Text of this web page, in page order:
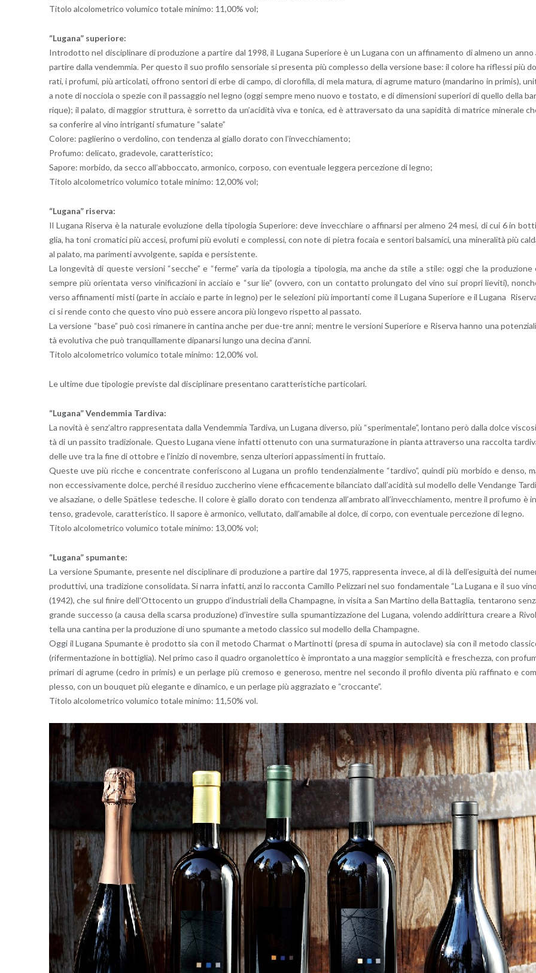
Ti­to­lo al­co­lo­me­tri­co vo­lu­mi­co to­ta­le mi­ni­mo: 11,00% vol;
“Lu­ga­na” su­pe­rio­re:
In­tro­dot­to nel di­sci­pli­na­re di pro­du­zio­ne a par­ti­re dal 1998, il Lu­ga­na Su­pe­rio­re è un Lu­ga­na con un af­fi­na­men­to di al­me­no un anno
par­ti­re dalla ven­dem­mia. Per que­sto il suo pro­fi­lo sen­so­ria­le si pre­sen­ta più com­ples­so della ver­sio­ne base: il co­lo­re ha ri­fles­si più
ra­ti, i pro­fu­mi, più ar­ti­co­la­ti, of­fro­no sen­to­ri di erbe di campo, di clo­ro­fil­la, di mela ma­tu­ra, di agru­me ma­tu­ro (man­da­ri­no in pri­mis),
a note di noc­cio­la o spe­zie con il pas­sag­gio nel legno (oggi sem­pre meno nuovo e to­sta­to, e di di­men­sio­ni su­pe­rio­ri di quel­lo della
ri­que); il pa­la­to, di mag­gior strut­tu­ra, è sor­ret­to da un’a­ci­di­tà viva e to­ni­ca, ed è at­tra­ver­sa­to da una sa­pi­di­tà di ma­tri­ce mi­ne­ra­le
sa con­fe­ri­re al vino in­tri­gan­ti sfu­ma­tu­re “sa­la­te”
Co­lo­re: pa­glie­ri­no o ver­do­li­no, con ten­den­za al gial­lo do­ra­to con l’in­vec­chia­men­to;
Pro­fu­mo: de­li­ca­to, gra­de­vo­le, ca­rat­te­ri­sti­co;
Sa­po­re: mor­bi­do, da secco al­l’ab­boc­ca­to, ar­mo­ni­co, cor­po­so, con even­tua­le leg­ge­ra per­ce­zio­ne di legno;
Ti­to­lo al­co­lo­me­tri­co vo­lu­mi­co to­ta­le mi­ni­mo: 12,00% vol;
“Lu­ga­na” ri­ser­va:
Il Lu­ga­na Ri­ser­va è la na­tu­ra­le evo­lu­zio­ne della ti­po­lo­gia Su­pe­rio­re: deve in­vec­chia­re o af­fi­nar­si per al­me­no 24 mesi, di cui 6 in
glia, ha toni cro­ma­ti­ci più ac­ce­si, pro­fu­mi più evo­lu­ti e com­ples­si, con note di pie­tra fo­ca­ia e sen­to­ri bal­sa­mi­ci, una mi­ne­ra­li­tà più
al pa­la­to, ma pa­ri­men­ti av­vol­gen­te, sa­pi­da e per­si­sten­te.
La lon­ge­vi­tà di que­ste ver­sio­ni “sec­che” e “ferme” varia da ti­po­lo­gia a ti­po­lo­gia, ma anche da stile a stile: oggi che la pro­du­zio­ne
sem­pre più orien­ta­ta verso vi­ni­fi­ca­zio­ni in ac­cia­io e “sur lie” (ov­ve­ro, con un con­tat­to pro­lun­ga­to del vino sui pro­pri lie­vi­ti),
verso af­fi­na­men­ti misti (parte in ac­cia­io e parte in legno) per le se­le­zio­ni più im­por­tan­ti come il Lu­ga­na Su­pe­rio­re e il Lu­ga­na
ci si rende conto che que­sto vino può es­se­re an­co­ra più lon­ge­vo ri­spet­to al pas­sa­to.
La ver­sio­ne “base” può così ri­ma­ne­re in can­ti­na anche per due-tre anni; men­tre le ver­sio­ni Su­pe­rio­re e Ri­ser­va hanno una
tà evo­lu­ti­va che può tran­quil­la­men­te di­pa­nar­si lungo una de­ci­na d’an­ni.
Ti­to­lo al­co­lo­me­tri­co vo­lu­mi­co to­ta­le mi­ni­mo: 12,00% vol.
Le ul­ti­me due ti­po­lo­gie pre­vi­ste dal di­sci­pli­na­re pre­sen­ta­no ca­rat­te­ri­sti­che par­ti­co­la­ri.
“Lu­ga­na” Ven­dem­mia Tar­di­va:
La no­vi­tà è sen­z’al­tro rap­pre­sen­ta­ta dalla Ven­dem­mia Tar­di­va, un Lu­ga­na di­ver­so, più “spe­ri­men­ta­le”, lon­ta­no però dalla dolce
tà di un pas­si­to tra­di­zio­na­le. Que­sto Lu­ga­na viene in­fat­ti ot­te­nu­to con una sur­ma­tu­ra­zio­ne in pian­ta at­tra­ver­so una rac­col­ta
delle uve tra la fine di ot­to­bre e l’i­ni­zio di no­vem­bre, senza ul­te­rio­ri ap­pas­si­men­ti in frut­ta­io.
Que­ste uve più ric­che e con­cen­tra­te con­fe­ri­sco­no al Lu­ga­na un pro­fi­lo ten­den­zial­men­te “tar­di­vo”, quin­di più mor­bi­do e denso,
non ec­ces­si­va­men­te dolce, per­ché il re­si­duo zuc­che­ri­no viene ef­fi­ca­ce­men­te bi­lan­cia­to dal­l’a­ci­di­tà sul mo­del­lo delle Ven­dan­ge
ve al­sa­zia­ne, o delle Spätlese te­de­sche. Il co­lo­re è gial­lo do­ra­to con ten­den­za al­l’am­bra­to al­l’in­vec­chia­men­to, men­tre il pro­fu­mo è
ten­so, gra­de­vo­le, ca­rat­te­ri­sti­co. Il sa­po­re è ar­mo­ni­co, vel­lu­ta­to, dal­l’a­ma­bi­le al dolce, di corpo, con even­tua­le per­ce­zio­ne di legno.
Ti­to­lo al­co­lo­me­tri­co vo­lu­mi­co to­ta­le mi­ni­mo: 13,00% vol;
“Lu­ga­na” spu­man­te:
La ver­sio­ne Spu­man­te, pre­sen­te nel di­sci­pli­na­re di pro­du­zio­ne a par­ti­re dal 1975, rap­pre­sen­ta in­ve­ce, al di là del­l’e­si­gui­tà dei
pro­dut­ti­vi, una tra­di­zio­ne con­so­li­da­ta. Si narra in­fat­ti, anzi lo rac­con­ta Ca­mil­lo Pe­liz­za­ri nel suo fon­da­men­ta­le “La Lu­ga­na e il suo
(1942), che sul fi­ni­re del­l’Ot­to­cen­to un grup­po d’in­du­stria­li della Cham­pa­gne, in vi­si­ta a San Mar­ti­no della Bat­ta­glia, ten­ta­ro­no
gran­de suc­ces­so (a causa della scar­sa pro­du­zio­ne) d’in­ve­sti­re sulla spu­man­tiz­za­zio­ne del Lu­ga­na, vo­len­do ad­di­rit­tu­ra crea­re a
tel­la una can­ti­na per la pro­du­zio­ne di uno spu­man­te a me­to­do clas­si­co sul mo­del­lo della Cham­pa­gne.
Oggi il Lu­ga­na Spu­man­te è pro­dot­to sia con il me­to­do Char­mat o Mar­ti­not­ti (presa di spuma in au­to­cla­ve) sia con il me­to­do
(ri­fer­men­ta­zio­ne in bot­ti­glia). Nel primo caso il qua­dro or­ga­no­let­ti­co è im­pron­ta­to a una mag­gior sem­pli­ci­tà e fre­schez­za, con
pri­ma­ri di agru­me (cedro in pri­mis) e un per­la­ge più cre­mo­so e ge­ne­ro­so, men­tre nel se­con­do il pro­fi­lo di­ven­ta più raf­fi­na­to e
ples­so, con un bou­quet più ele­gan­te e di­na­mi­co, e un per­la­ge più ag­gra­zia­to e “croc­can­te”.
Ti­to­lo al­co­lo­me­tri­co vo­lu­mi­co to­ta­le mi­ni­mo: 11,50% vol.